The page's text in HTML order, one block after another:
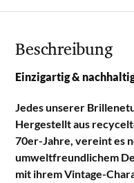
Beschreibung
Einzigartig &
Jedes unserer
Hergestellt aus
70er-Jahre, vereint es
umweltfreundlichem
mit ihrem Vintage-